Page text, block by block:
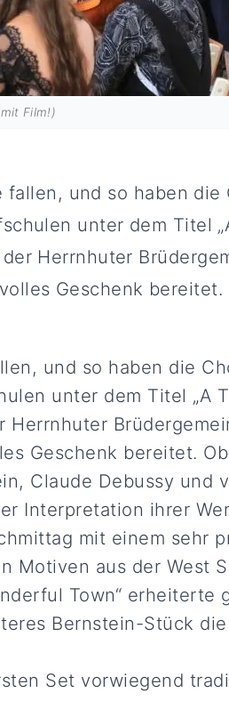
Film!)
und so haben die
unter dem Titel
Herrnhuter
Geschenk bereitet.
und so haben die
unter dem Titel „A
Herrnhuter
Geschenk bereitet.
Claude Debussy und
Interpretation ihrer
mit einem sehr
Motiven aus der West
Town“
Bernstein-Stück
Set vorwiegend